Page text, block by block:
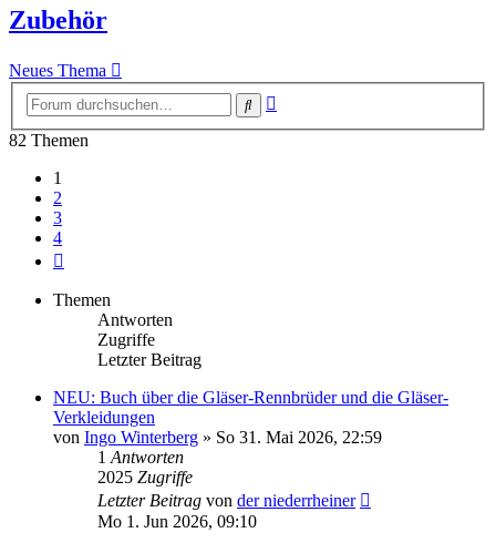
Zubehör
Neues Thema
Suche
82 Themen
1
2
3
4
Themen
Antworten
Zugriffe
Letzter Beitrag
NEU: Buch über die Gläser-Rennbrüder und die Gläser-
Verkleidungen
von Ingo Winterberg » So 31. Mai 2026, 22:59
1 Antworten
2025 Zugriffe
Letzter Beitrag von der niederrheiner
Mo 1. Jun 2026, 09:10